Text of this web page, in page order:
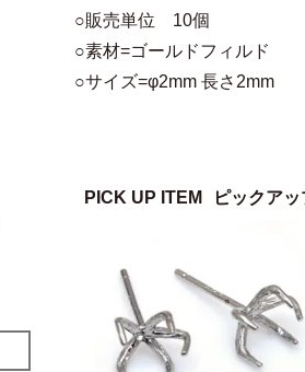
○販売単位 10個
○素材=ゴールドフィルド
○サイズ=φ2mm 長さ2mm
PICK UP ITEM ピックア